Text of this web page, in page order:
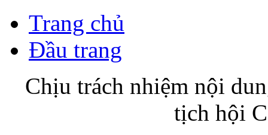
Trang chủ
Đầu trang
Chịu trách nhiệm nội
tịch hội